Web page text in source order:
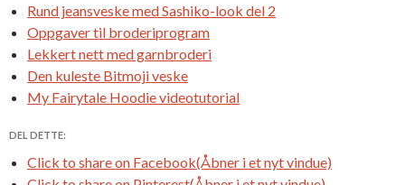
Rund jeansveske med Sashiko-look del 2
Oppgaver til broderiprogram
Lekkert nett med garnbroderi
Den kuleste Bitmoji veske
My Fairytale Hoodie videotutorial
DEL DETTE:
Click to share on Facebook(Åbner i et nyt vindue)